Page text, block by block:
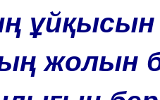
ұйқысын
жолын